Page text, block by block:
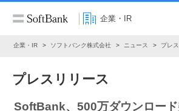
企業・IR
企業・IR ソフトバンク株式会社 ニュース プレ
プレスリリース
SoftBank、500万ダウンロー